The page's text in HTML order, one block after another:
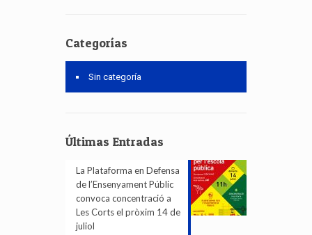
Categorías
Sin categoría
Últimas Entradas
La Plataforma en Defensa
de l’Ensenyament Públic
convoca concentració a
Les Corts el pròxim 14 de
juliol